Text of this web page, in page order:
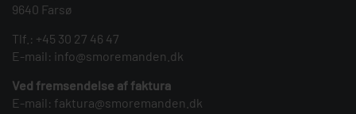
9640 Farsø
Tlf.: +45 30 27 46 47
E-mail: info@smoremanden.dk
Ved fremsendelse af faktura
E-mail: faktura@smoremanden.dk